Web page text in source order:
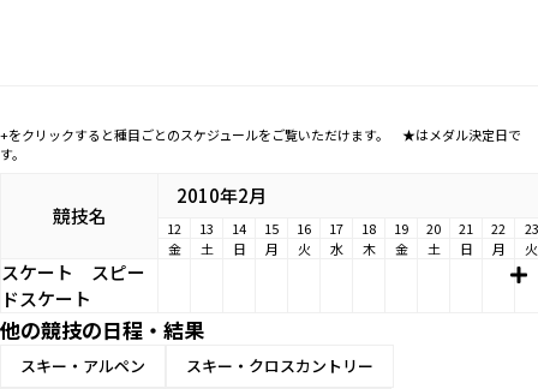
+をクリックすると種目ごとのスケジュールをご覧いただけます。 ★はメダル決定日で
す。
競技名
2010年2月
12 13 14 15 16 17 18 19 20 21 22
23
金
土 日 月 火 水 木 金 土 日 月 火
スケート スピー
ドスケート
他の競技の日程・結果
スキー・アルペン
スキー・クロスカントリー